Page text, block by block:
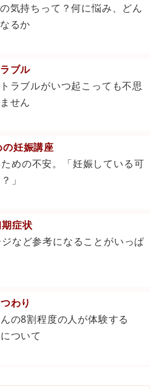
気持ちって？何に悩み、どん
るか
ブル
ラブルがいつ起こっても不思
せん
妊娠講座
めの不安。「妊娠している可
」
症状
など参考になることがいっぱ
わり
の8割程度の人が体験する
ついて